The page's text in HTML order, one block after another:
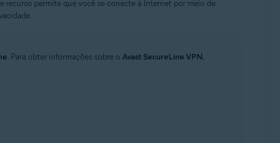
recurso permite que você se conecte à Internet por meio de
. Para obter informações sobre o Avast SecureLine VPN,